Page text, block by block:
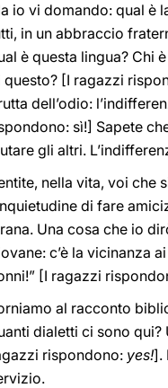
io vi domando: qual è
in un abbraccio
è questa lingua? Chi
questo? [I ragazzi
dell’odio:
sì!] Sapete
gli altri.
nella vita, voi che
di fare
Una cosa che io
c’è la vicinanza
[I ragazzi
al racconto
dialetti ci sono qui?
rispondono: yes!].